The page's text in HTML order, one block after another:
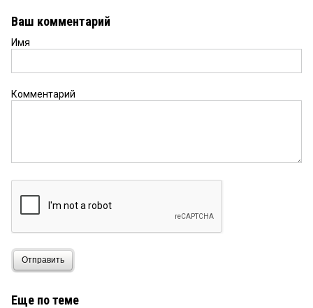
Ваш комментарий
Имя
Комментарий
Отправить
Еще по теме